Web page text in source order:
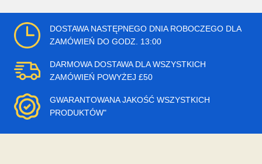
DOSTAWA NASTĘPNEGO DNIA ROBOCZEGO DLA
ZAMÓWIEŃ DO GODZ. 13:00
DARMOWA DOSTAWA DLA WSZYSTKICH
ZAMÓWIEŃ POWYŻEJ £50
GWARANTOWANA JAKOŚĆ WSZYSTKICH
PRODUKTÓW"